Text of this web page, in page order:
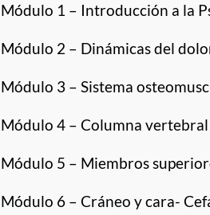
Módulo 1 – Introducción a la
Módulo 2 – Dinámicas del
Módulo 3 – Sistema
Módulo 4 – Columna
Módulo 5 – Miembros
Módulo 6 – Cráneo y cara-